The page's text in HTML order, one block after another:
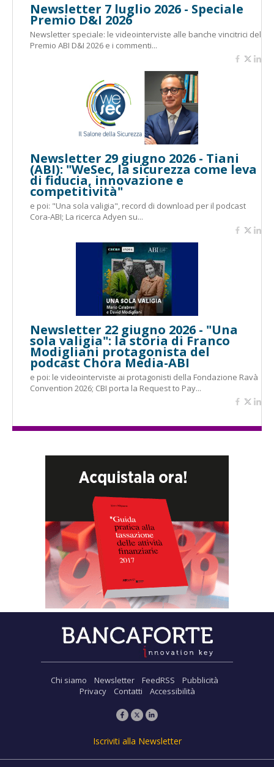
Newsletter 7 luglio 2026 - Speciale
Premio D&I 2026
Newsletter speciale: le videointerviste alle banche vincitrici del
Premio ABI D&I 2026 e i commenti...
Newsletter 29 giugno 2026 - Tiani
(ABI): "WeSec, la sicurezza come leva
di fiducia, innovazione e
competitività"
e poi: "Una sola valigia", record di download per il podcast
Cora-ABI; La ricerca Adyen su...
Newsletter 22 giugno 2026 - "Una
sola valigia": la storia di Franco
Modigliani protagonista del
podcast Chora Media-ABI
e poi: le videointerviste ai protagonisti della Fondazione Ravà
Convention 2026; CBI porta la Request to Pay...
Chi siamo Newsletter FeedRSS
Pubblicità
Privacy
Contatti Accessibilità
Iscriviti alla Newsletter